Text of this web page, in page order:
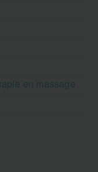
en massage